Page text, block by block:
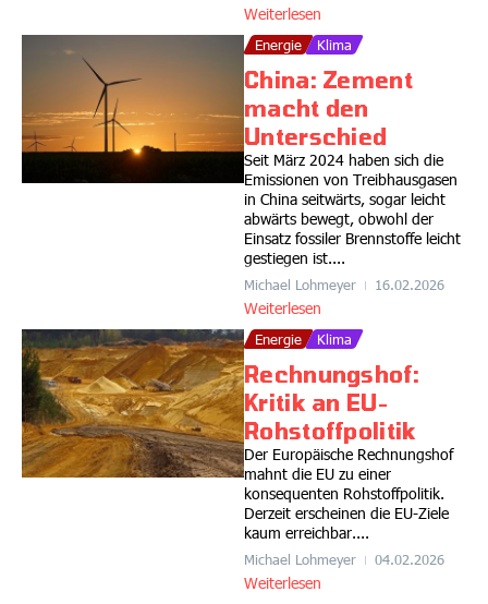
Weiterlesen
Energie Klima
China: Zement
macht den
Unterschied
Seit März 2024 haben sich die
Emissionen von Treibhausgasen
in China seitwärts, sogar leicht
abwärts bewegt, obwohl der
Einsatz fossiler Brennstoffe leicht
gestiegen ist....
Michael Lohmeyer 16.02.2026
Weiterlesen
Energie Klima
Rechnungshof:
Kritik an EU-
Rohstoffpolitik
Der Europäische Rechnungshof
mahnt die EU zu einer
konsequenten Rohstoffpolitik.
Derzeit erscheinen die EU-Ziele
kaum erreichbar....
Michael Lohmeyer 04.02.2026
Weiterlesen